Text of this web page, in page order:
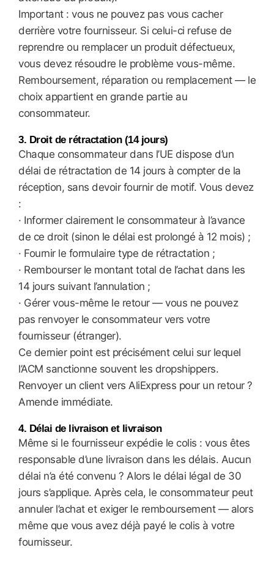
Important : vous ne pouvez pas vous cacher
derrière votre fournisseur. Si celui-ci refuse de
reprendre ou remplacer un produit défectueux,
vous devez résoudre le problème vous-même.
Remboursement, réparation ou remplacement — le
choix appartient en grande partie au
consommateur.
3. Droit de rétractation (14 jours)
Chaque consommateur dans l’UE dispose d’un
délai de rétractation de 14 jours à compter de la
réception, sans devoir fournir de motif. Vous devez
:
· Informer clairement le consommateur à l’avance
de ce droit (sinon le délai est prolongé à 12 mois) ;
· Fournir le formulaire type de rétractation ;
· Rembourser le montant total de l’achat dans les
14 jours suivant l’annulation ;
· Gérer vous-même le retour — vous ne pouvez
pas renvoyer le consommateur vers votre
fournisseur (étranger).
Ce dernier point est précisément celui sur lequel
l’ACM sanctionne souvent les dropshippers.
Renvoyer un client vers AliExpress pour un retour ?
Amende immédiate.
4. Délai de livraison et livraison
Même si le fournisseur expédie le colis : vous êtes
responsable d’une livraison dans les délais. Aucun
délai n’a été convenu ? Alors le délai légal de 30
jours s’applique. Après cela, le consommateur peut
annuler l’achat et exiger le remboursement — alors
même que vous avez déjà payé le colis à votre
fournisseur.